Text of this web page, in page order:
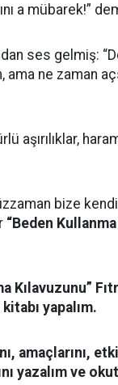
a mübarek!”
ses gelmiş:
ama ne zaman
aşırılıklar,
bize kendi
“Beden Kullanma
Kılavuzunu”
yapalım.
amaçlarını,
yazalım ve